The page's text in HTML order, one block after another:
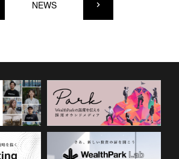
NEWS keyboard_arrow_right